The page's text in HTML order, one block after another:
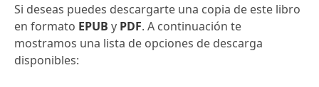
Si deseas puedes descargarte una copia de este libro
en formato EPUB y PDF. A continuación te
mostramos una lista de opciones de descarga
disponibles: